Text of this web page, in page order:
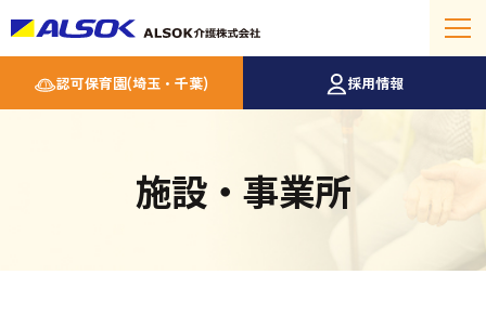
認可保育園(埼玉・千葉) 採用情報
施設・事業所